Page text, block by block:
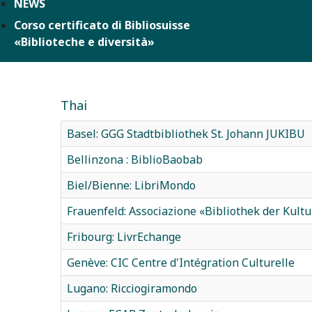
NEWS
Corso certificato di Bibliosuisse
«Biblioteche e diversità»
Thai
Basel: GGG Stadtbibliothek St. Johann JUKIBU
Bellinzona : BiblioBaobab
Biel/Bienne: LibriMondo
Frauenfeld: Associazione «Bibliothek der
Fribourg: LivrEchange
Genève: CIC Centre d'Intégration Culturelle
Lugano: Ricciogiramondo